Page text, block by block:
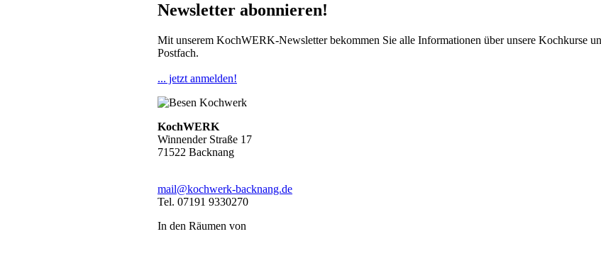
Newsletter abonnieren!
Mit unserem KochWERK-Newsletter bekommen Sie alle Informationen über unsere Kochkurse
Postfach.
... jetzt anmelden!
KochWERK
Winnender Straße 17
71522 Backnang
mail@kochwerk-backnang.de
Tel. 07191 9330270
In den Räumen von